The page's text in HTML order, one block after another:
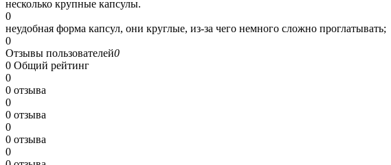
несколько крупные капсулы.
0
неудобная форма капсул, они круглые, из-за чего немного сложно проглатывать;
0
Отзывы пользователей0
0 Общий рейтинг
0
0 отзыва
0
0 отзыва
0
0 отзыва
0